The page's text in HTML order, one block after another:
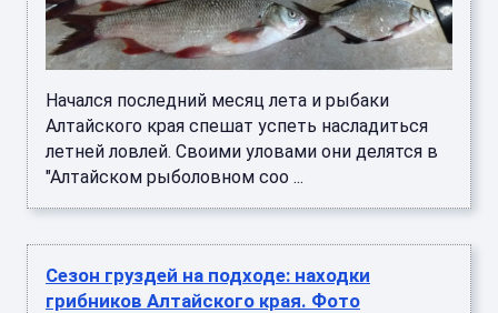
Начался последний месяц лета и рыбаки
Алтайского края спешат успеть насладиться
летней ловлей. Своими уловами они делятся в
"Алтайском рыболовном соо ...
Сезон груздей на подходе: находки
грибников Алтайского края. Фото